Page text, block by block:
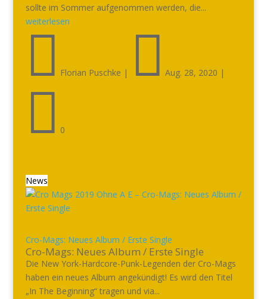
sollte im Sommer aufgenommen werden, die...
weiterlesen
 Florian Puschke |  Aug. 28, 2020 |
 0
News
Cro-Mags: Neues Album / Erste Single
Cro-Mags: Neues Album / Erste Single
Die New York-Hardcore-Punk-Legenden der Cro-Mags
haben ein neues Album angekündigt! Es wird den Titel
„In The Beginning“ tragen und via...